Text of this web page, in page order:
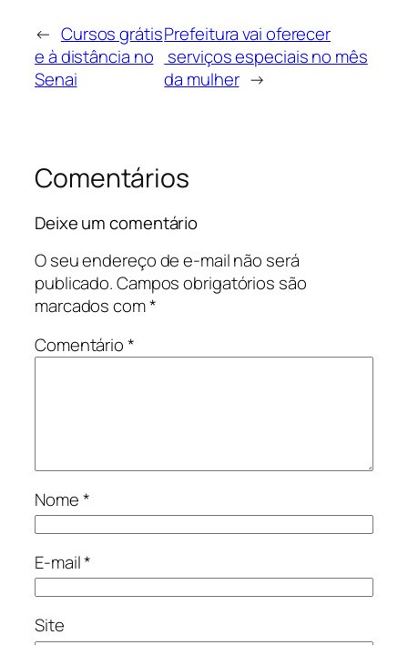
← Cursos grátis
e à distância no
Senai
Prefeitura vai oferecer
serviços especiais no mês
da mulher →
Comentários
Deixe um comentário
O seu endereço de e-mail não será
publicado.Campos obrigatórios são
marcados com*
Comentário*
Nome*
E-mail*
Site